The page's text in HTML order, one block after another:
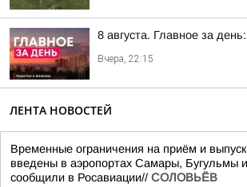
8 августа. Главное за день:
Вчера, 22:15
ЛЕНТА НОВОСТЕЙ
Временные ограничения на приём и
введены в аэропортах Самары, Бугульмы
сообщили в Росавиации// СОЛОВЬЁВ